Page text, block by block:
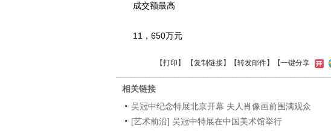
成交额最高
11，650万元
【打印 】 【复制链接】【转发邮件】 【一键分享
相关链接
吴冠中纪念特展北京开幕 夫人肖像画前围满观众
[艺术前沿] 吴冠中特展在中国美术馆举行